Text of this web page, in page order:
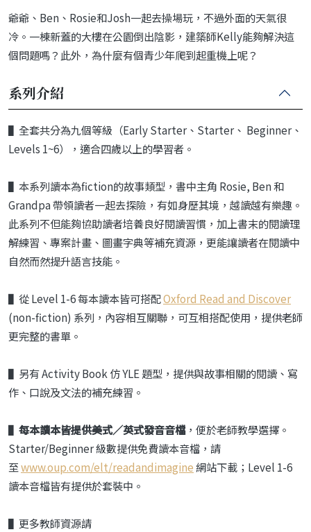
爺爺、Ben、Rosie和Josh一起去操場玩，不過外面的天氣很
冷。一棟新蓋的大樓在公園倒出陰影，建築師Kelly能夠解決這
個問題嗎？此外，為什麼有個青少年爬到起重機上呢？
系列介紹
▌全套共分為九個等級（Early Starter、Starter、 Beginner、
Levels 1~6），適合四歲以上的學習者。
▌本系列讀本為fiction的故事類型，書中主角 Rosie, Ben 和
Grandpa 帶領讀者一起去探險，有如身歷其境，越讀越有樂趣。
此系列不但能夠協助讀者培養良好閱讀習慣，加上書末的閱讀理
解練習、專案計畫、圖畫字典等補充資源，更能讓讀者在閱讀中
自然而然提升語言技能。
▌從 Level 1-6 每本讀本皆可搭配Oxford Read and Discover
(non-fiction) 系列，內容相互關聯，可互相搭配使用，提供老師
更完整的書單。
▌另有 Activity Book 仿 YLE 題型，提供與故事相關的閱讀、寫
作、口說及文法的補充練習。
▌ 每本讀本皆提供美式／英式發音音檔，便於老師教學選擇。
Starter/Beginner 級數提供免費讀本音檔，請
至www.oup.com/elt/readandimagine 網站下載；Level 1-6
讀本音檔皆有提供於套裝中。
▌更多教師資源請